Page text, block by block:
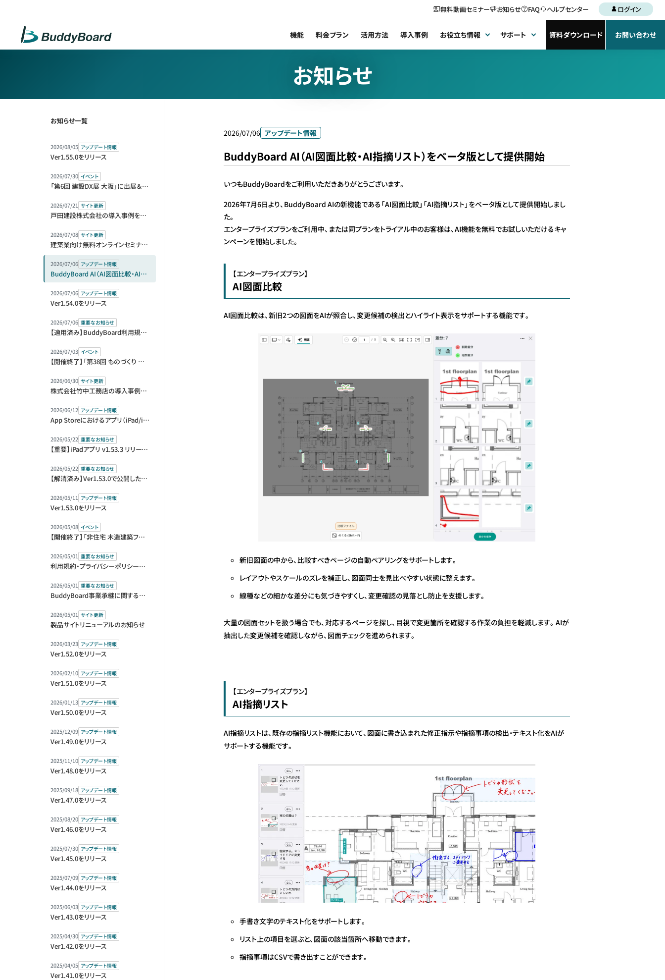
無料動画セミナー お知らせ FAQ ヘルプセンター ログイン
機能 料金プラン 活用方法 導入事例 お役立ち情報 サポート 資料ダウンロード お問い合わせ
お知らせ
お知らせ一覧
2026/08/05 アップデート情報
Ver1.55.0をリリース
2026/07/30 イベント
「第6回 建設DX展 大阪」に出展＆セミナー登壇します
2026/07/21 サイト更新
戸田建設株式会社の導入事例を公開しました
2026/07/08 サイト更新
建築業向け無料オンラインセミナー（アーカイブ動画）を公開しました
2026/07/06 アップデート情報
BuddyBoard AI（AI図面比較・AI指摘リスト）をベータ版として提供開始
2026/07/06 アップデート情報
Ver1.54.0をリリース
2026/07/06 重要なお知らせ
【適用済み】BuddyBoard利用規約等改定のお知らせ
2026/07/03 イベント
【開催終了】「第38回 ものづくり ワールド [東京]」内「第1回 建設DX展＋（プラス）」に出展＆セミナー登壇します
2026/06/30 サイト更新
株式会社竹中工務店の導入事例を公開しました
2026/06/12 アップデート情報
App Storeにおけるアプリ（iPad/iPhone）版の販売元変更に伴う再ログインのお願い
2026/05/22 重要なお知らせ
【重要】iPadアプリ v1.53.3 リリースとアップデートのお願い
2026/05/22 重要なお知らせ
【解消済み】Ver1.53.0で公開した機能の仕様変更のお知らせ
2026/05/11 アップデート情報
Ver1.53.0をリリース
2026/05/08 イベント
【開催終了】「非住宅 木造建築フェア 2026」（BREX）に出展します
2026/05/01 重要なお知らせ
利用規約・プライバシーポリシー改定のお知らせ
2026/05/01 重要なお知らせ
BuddyBoard事業承継に関するお知らせ
2026/05/01 サイト更新
製品サイトリニューアルのお知らせ
2026/03/23 アップデート情報
Ver1.52.0をリリース
2026/02/10 アップデート情報
Ver1.51.0をリリース
2026/01/13 アップデート情報
Ver1.50.0をリリース
2025/12/09 アップデート情報
Ver1.49.0をリリース
2025/11/10 アップデート情報
Ver1.48.0をリリース
2025/09/18 アップデート情報
Ver1.47.0をリリース
2025/08/20 アップデート情報
Ver1.46.0をリリース
2025/07/30 アップデート情報
Ver1.45.0をリリース
2025/07/09 アップデート情報
Ver1.44.0をリリース
2025/06/03 アップデート情報
Ver1.43.0をリリース
2025/04/30 アップデート情報
Ver1.42.0をリリース
2025/04/05 アップデート情報
Ver1.41.0をリリース
2026/07/06 アップデート情報
BuddyBoard AI（AI図面比較・AI指摘リスト）をベータ版として提供開始
いつもBuddyBoardをご利用いただきありがとうございます。
2026年7月6日より、BuddyBoard AIの新機能である「AI図面比較」「AI指摘リスト」をベータ版として提供開始しまし
た。
エンタープライズプランをご利用中、または同プランをトライアル中のお客様は、AI機能を無料でお試しいただけるキャ
ンペーンを開始しました。
【エンタープライズプラン】
AI図面比較
AI図面比較は、新旧2つの図面をAIが照合し、変更候補の検出とハイライト表示をサポートする機能です。
新旧図面の中から、比較すべきページの自動ペアリングをサポートします。
レイアウトやスケールのズレを補正し、図面同士を見比べやすい状態に整えます。
線種などの細かな差分にも気づきやすくし、変更確認の見落とし防止を支援します。
大量の図面セットを扱う場合でも、対応するページを探し、目視で変更箇所を確認する作業の負担を軽減します。AIが
抽出した変更候補を確認しながら、図面チェックを進められます。
【エンタープライズプラン】
AI指摘リスト
AI指摘リストは、既存の指摘リスト機能において、図面に書き込まれた修正指示や指摘事項の検出・テキスト化をAIが
サポートする機能です。
手書き文字のテキスト化をサポートします。
リスト上の項目を選ぶと、図面の該当箇所へ移動できます。
指摘事項はCSVで書き出すことができます。